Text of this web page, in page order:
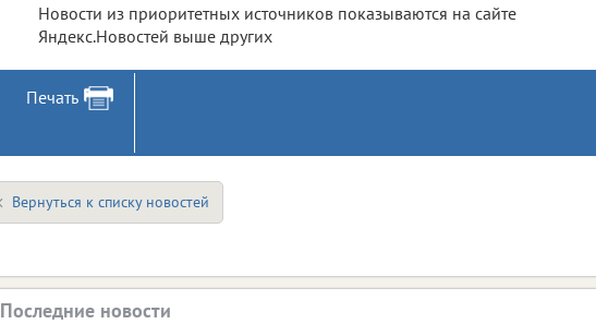
Новости из приоритетных источников показываются на сайте
Яндекс.Новостей выше других
Печать
Вернуться к списку новостей
Последние новости